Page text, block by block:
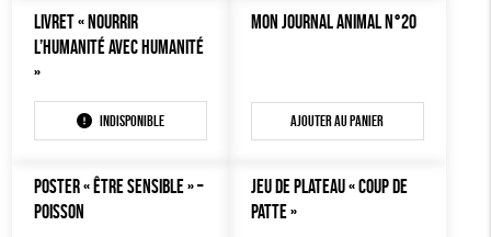
LIBRAIRIE
CUISINE / NUTRITION
ESSAIS
BADGES
LIVRET « NOURRIR
L’HUMANITÉ AVEC HUMANITÉ
»
Indisponible
MON JOURNAL ANIMAL N°20
Ajouter au panier
POSTER « ÊTRE SENSIBLE » –
POISSON
JEU DE PLATEAU « COUP DE
PATTE »